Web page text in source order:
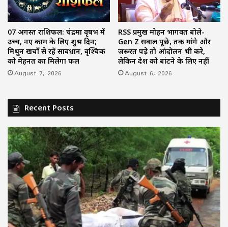
07 अगस्त राशिफल: चंद्रमा वृषभ में
उच्च, नए काम के लिए शुभ दिन;
मिथुन खर्चों से रहें सावधान, वृश्चिक
को मेहनत का मिलेगा फल
August 7, 2026
RSS प्रमुख मोहन भागवत बोले-
Gen Z सवाल पूछे, तर्क मांगे और
जरूरत पड़े तो आंदोलन भी करे,
लेकिन देश को बांटने के लिए नहीं
August 6, 2026
Recent Posts